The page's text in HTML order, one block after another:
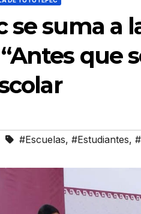
suma a
que
#Escuelas, #Estudiantes,